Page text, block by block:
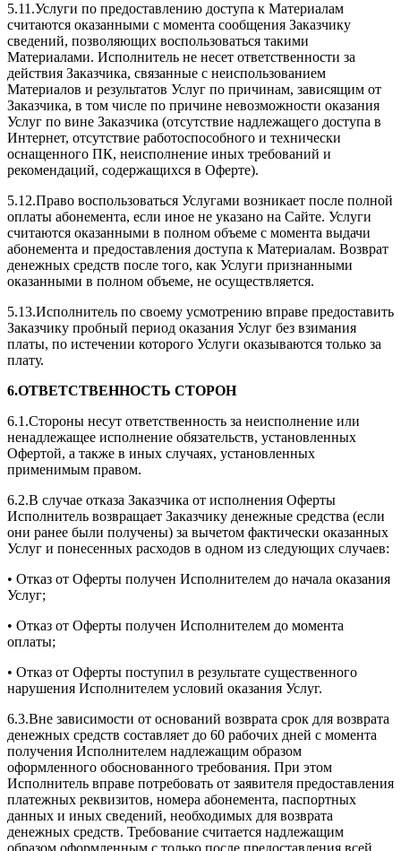
5.11.Услуги по предоставлению доступа к Материалам
считаются оказанными с момента сообщения Заказчику
сведений, позволяющих воспользоваться такими
Материалами. Исполнитель не несет ответственности за
действия Заказчика, связанные с неиспользованием
Материалов и результатов Услуг по причинам, зависящим от
Заказчика, в том числе по причине невозможности оказания
Услуг по вине Заказчика (отсутствие надлежащего доступа в
Интернет, отсутствие работоспособного и технически
оснащенного ПК, неисполнение иных требований и
рекомендаций, содержащихся в Оферте).
5.12.Право воспользоваться Услугами возникает после полной
оплаты абонемента, если иное не указано на Сайте. Услуги
считаются оказанными в полном объеме с момента выдачи
абонемента и предоставления доступа к Материалам. Возврат
денежных средств после того, как Услуги признанными
оказанными в полном объеме, не осуществляется.
5.13.Исполнитель по своему усмотрению вправе предоставить
Заказчику пробный период оказания Услуг без взимания
платы, по истечении которого Услуги оказываются только за
плату.
6.ОТВЕТСТВЕННОСТЬ СТОРОН
6.1.Стороны несут ответственность за неисполнение или
ненадлежащее исполнение обязательств, установленных
Офертой, а также в иных случаях, установленных
применимым правом.
6.2.В случае отказа Заказчика от исполнения Оферты
Исполнитель возвращает Заказчику денежные средства (если
они ранее были получены) за вычетом фактически оказанных
Услуг и понесенных расходов в одном из следующих случаев:
• Отказ от Оферты получен Исполнителем до начала оказания
Услуг;
• Отказ от Оферты получен Исполнителем до момента
оплаты;
• Отказ от Оферты поступил в результате существенного
нарушения Исполнителем условий оказания Услуг.
6.3.Вне зависимости от оснований возврата срок для возврата
денежных средств составляет до 60 рабочих дней с момента
получения Исполнителем надлежащим образом
оформленного обоснованного требования. При этом
Исполнитель вправе потребовать от заявителя предоставления
платежных реквизитов, номера абонемента, паспортных
данных и иных сведений, необходимых для возврата
денежных средств. Требование считается надлежащим